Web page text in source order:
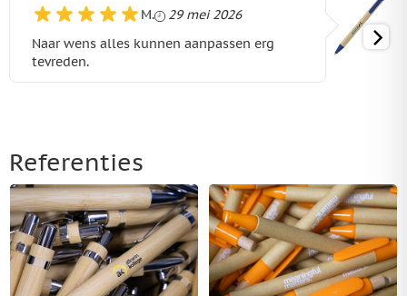
M.
29 mei 2026
29 mei 2026
Naar wens alles kunnen aanpassen erg
tevreden.
Referenties